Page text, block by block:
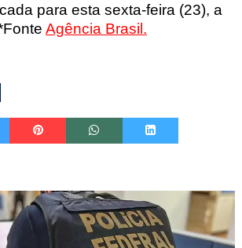
para esta sexta-feira (23), a
Agência Brasil.